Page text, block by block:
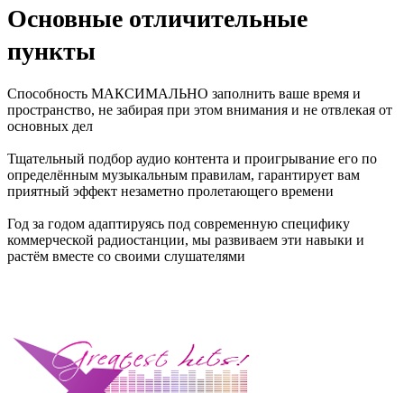
Основные отличительные
пункты
Способность МАКСИМАЛЬНО заполнить ваше время и
пространство, не забирая при этом внимания и не отвлекая от
основных дел
Тщательный подбор аудио контента и проигрывание его по
определённым музыкальным правилам, гарантирует вам
приятный эффект незаметно пролетающего времени
Год за годом адаптируясь под современную специфику
коммерческой радиостанции, мы развиваем эти навыки и
растём вместе со своими слушателями